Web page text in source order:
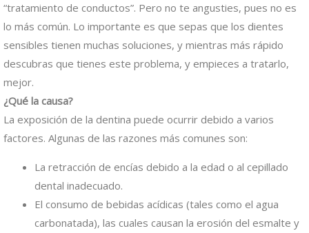
“tratamiento de conductos”. Pero no te angusties, pues no es
lo más común. Lo importante es que sepas que los dientes
sensibles tienen muchas soluciones, y mientras más rápido
descubras que tienes este problema, y empieces a tratarlo,
mejor.
¿Qué la causa?
La exposición de la dentina puede ocurrir debido a varios
factores. Algunas de las razones más comunes son:
La retracción de encías debido a la edad o al cepillado
dental inadecuado.
El consumo de bebidas acídicas (tales como el agua
carbonatada), las cuales causan la erosión del esmalte y